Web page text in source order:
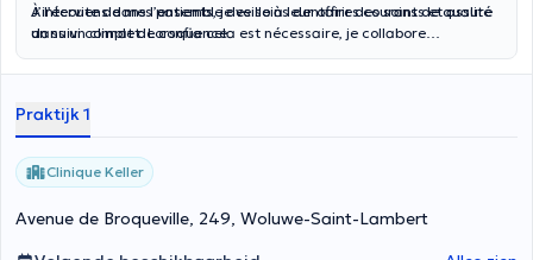
À l’écoute de mes patients, je veille à leur offrir des soins de qualité
dans un climat de confiance.
J’interviens dans l’ensemble des soins dentaires courants et assure
un suivi complet. Lorsque cela est nécessaire, je collabore
hygiéniste, endodontiste, pédodontiste et orthodontiste, afin de
Praktijk 1
Clinique Keller
Avenue de Broqueville, 249, Woluwe-Saint-Lambert